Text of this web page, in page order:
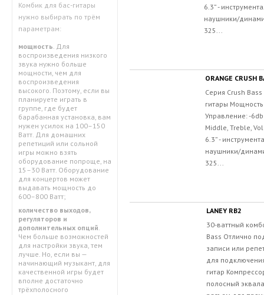
Комбик для бас-гитары
нужно выбирать по трём
параметрам:
мощность. Для
воспроизведения низкого
звука нужно больше
мощности, чем для
воспроизведения
высокого. Поэтому, если вы
планируете играть в
группе, где будет
барабанная установка, вам
нужен усилок на 100–150
Ватт. Для домашних
репетиций или сольной
игры можно взять
оборудование попроще, на
15–30 Ватт. Оборудование
для концертов может
выдавать мощность до
600–800 Ватт;
количество выходов,
регуляторов и
дополнительных опций.
Чем больше возможностей
для настройки звука, тем
лучше. Но, если вы —
начинающий музыкант, для
качественной игры будет
вполне достаточно
трёхполосного
6.3” -
наушники/
325...
ORANGE CRUSH
Серия Crush
гитары
Управление: -6db
Middle, Treble,
6.3” -
наушники/
325...
LANEY RB2
30-ваттный
Bass Отлично
записи или
для
гитар
полосный